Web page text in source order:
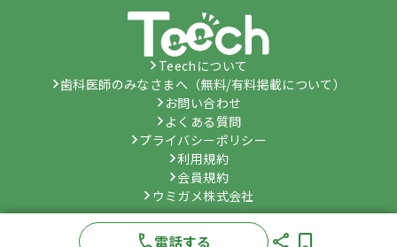
Teechについて
歯科医師のみなさまへ（無料/有料掲載について）
お問い合わせ
よくある質問
プライバシーポリシー
利用規約
会員規約
ウミガメ株式会社
© Umygame Co., Ltd. All Rights Reserved.